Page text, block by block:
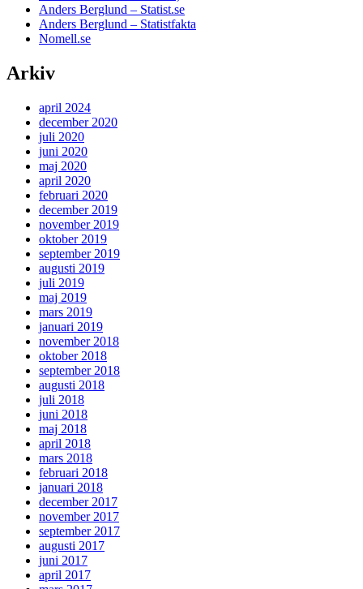
Anders Berglund – Statist.se
Anders Berglund – Statistfakta
Nomell.se
Arkiv
april 2024
december 2020
juli 2020
juni 2020
maj 2020
april 2020
februari 2020
december 2019
november 2019
oktober 2019
september 2019
augusti 2019
juli 2019
maj 2019
mars 2019
januari 2019
november 2018
oktober 2018
september 2018
augusti 2018
juli 2018
juni 2018
maj 2018
april 2018
mars 2018
februari 2018
januari 2018
december 2017
november 2017
september 2017
augusti 2017
juni 2017
april 2017